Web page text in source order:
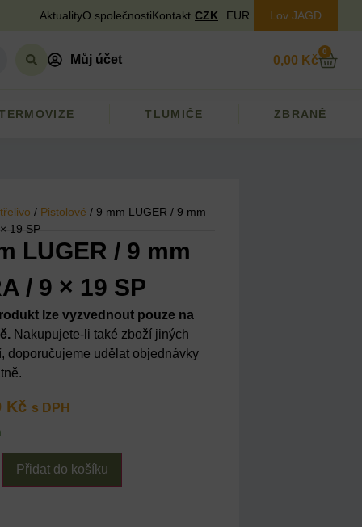
AktualityO společnostiKontakt CZK EUR Lov JAGD
Můj účet 0,00 Kč
0
TLUMIČE ZBRANĚ
/ Pistolové / 9 mm LUGER / 9 mm
19 SP
LUGER / 9 mm
/ 9 × 19 SP
lze vyzvednout pouze na
Nakupujete-li také zboží jiných
doporučujeme udělat objednávky
Kč s DPH
Přidat do košíku